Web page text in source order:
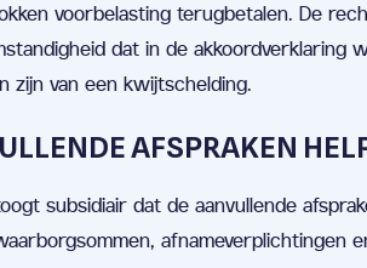
voorbelasting terugbetalen. De
dat in de
zijn van een kwijtschelding.
AFSPRAKEN
subsidiair dat de aanvullende
afnameverplichtingen